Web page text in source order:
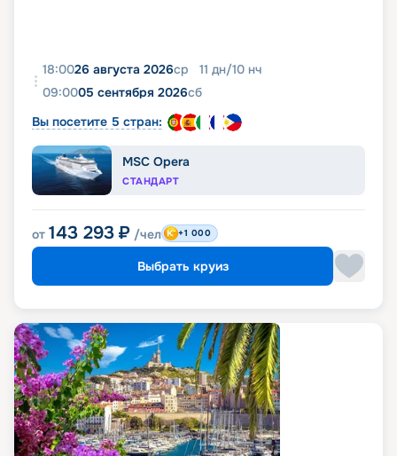
18:0026 августа 2026ср 11 дн/10 нч
09:0005 сентября 2026сб
Вы посетите 5 стран:
MSC Opera
СТАНДАРТ
от 143 293 ₽ /чел +1 000
Выбрать круиз